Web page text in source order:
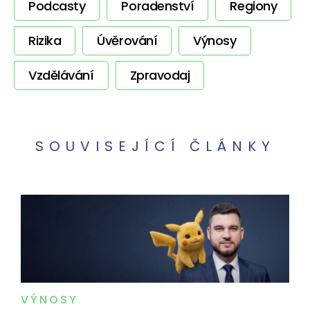
Podcasty Poradenství
Regiony
Rizika
Úvěrování
Výnosy
Vzdělávání
Zpravodaj
SOUVISEJÍCÍ ČLÁNKY
VÝNOSY